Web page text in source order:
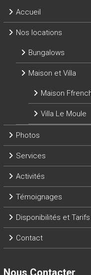
Accueil
Nos locations
Bungalows
Maison et Villa
Maison
Villa Le Moule
Photos
Services
Activités
Témoignages
Disponibilités et Tarifs
Contact
Nous Contacter